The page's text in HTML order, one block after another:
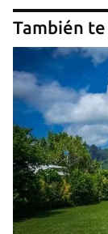
También